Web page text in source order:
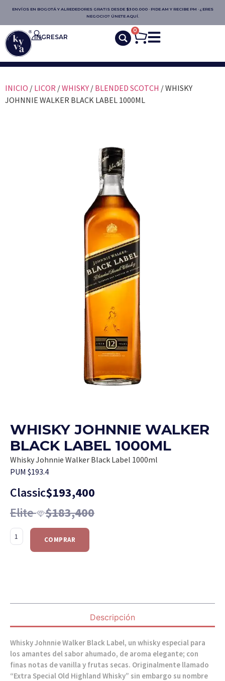
ENVÍOS EN BOGOTÁ Y ALREDEDORES GRATIS DESDE $300.000 · PIDE AM Y RECIBE PM · ¿ERES
NEGOCIO? ÚNETE AQUÍ.
INGRESAR
0
INICIO / LICOR /WHISKY / BLENDED SCOTCH / WHISKY
JOHNNIE WALKER BLACK LABEL 1000ML
WHISKY JOHNNIE WALKER
BLACK LABEL 1000ML
Whisky Johnnie Walker Black Label 1000ml
PUM $193.4
Classic$193,400
Elite $183,400
COMPRAR
Descripción
Whisky Johnnie Walker Black Label, un whisky especial para
los amantes del sabor ahumado, de aroma elegante; con
finas notas de vanilla y frutas secas. Originalmente llamado
“Extra Special Old Highland Whisky” sin embargo su nombre